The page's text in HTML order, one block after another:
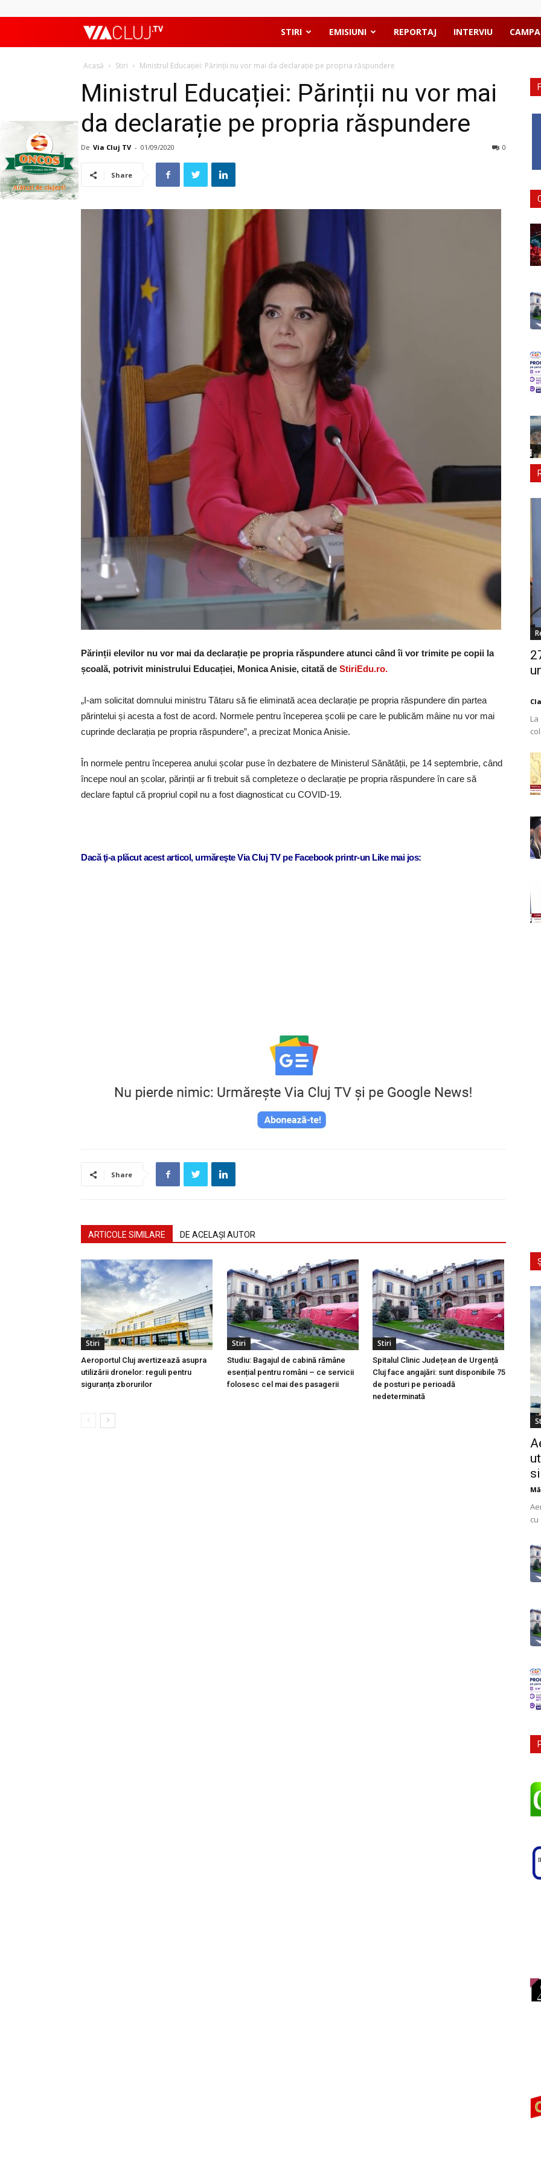
ViaClujTV STIRI EMISIUNI REPORTAJ INTERVIU
Acasă Stiri Ministrul Educației: Părinții nu vor mai da declarație pe propria răspundere
Ministrul Educației: Părinții nu vor mai
da declarație pe propria răspundere
De Via Cluj TV - 01/09/2020 0
Share
Părinții elevilor nu vor mai da declarație pe propria răspundere atunci când îi vor trimite pe copii la
școală, potrivit ministrului Educației, Monica Anisie, citată de StiriEdu.ro.
„I-am solicitat domnului ministru Tătaru să fie eliminată acea declarație pe propria răspundere din partea
părintelui și acesta a fost de acord. Normele pentru începerea școlii pe care le publicăm mâine nu vor mai
cuprinde declarația pe propria răspundere”, a precizat Monica Anisie.
În normele pentru începerea anului școlar puse în dezbatere de Ministerul Sănătății, pe 14 septembrie, când
începe noul an școlar, părinții ar fi trebuit să completeze o declarație pe propria răspundere în care să
declare faptul că propriul copil nu a fost diagnosticat cu COVID-19.
Dacă ţi-a plăcut acest articol, urmăreşte Via Cluj TV pe Facebook printr-un Like mai jos:
Share
ARTICOLE SIMILARE DE ACELAȘI AUTOR
Stiri
Aeroportul Cluj avertizează asupra
utilizării dronelor: reguli pentru
siguranța zborurilor
Stiri
Studiu: Bagajul de cabină rămâne
esențial pentru români – ce servicii
folosesc cel mai des pasagerii
Stiri
Spitalul Clinic Județean de Urgență
Cluj face angajări: sunt disponibile 75
de posturi pe perioadă
nedeterminată